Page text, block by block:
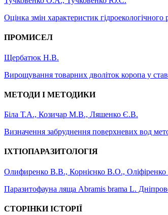
Оцінка змін характеристик
ПРОМИСЕЛ
Щербатюк Н.В.
Вирощування товарних дволіток коропа у
МЕТОДИ І МЕТОДИКИ
Біла Т.А., Козичар М.В., Ляшенко Є.В.
Визначення забруднення поверхневих вод
ІХТІОПАРАЗИТОЛОГІЯ
Олифиренко В.В., Корнієнко В.О.,
Паразитофауна ляща Abramis brama L.
СТОРІНКИ ІСТОРІЇ